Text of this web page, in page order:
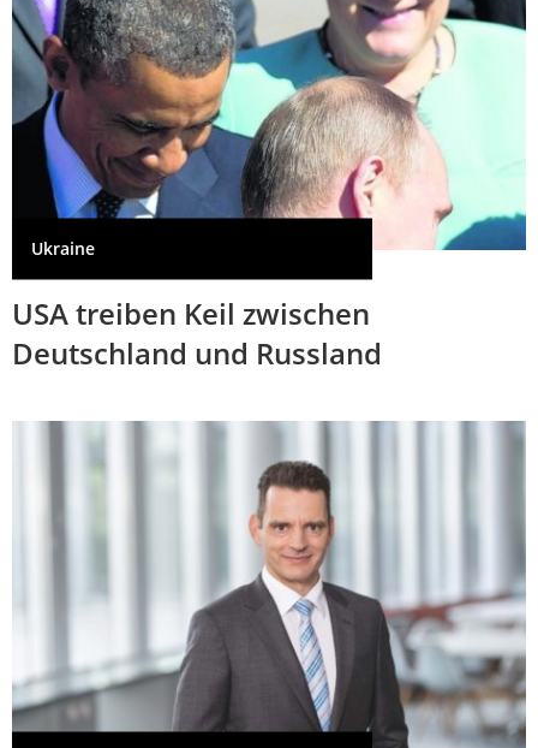
Ukraine
USA treiben Keil zwischen
Deutschland und Russland